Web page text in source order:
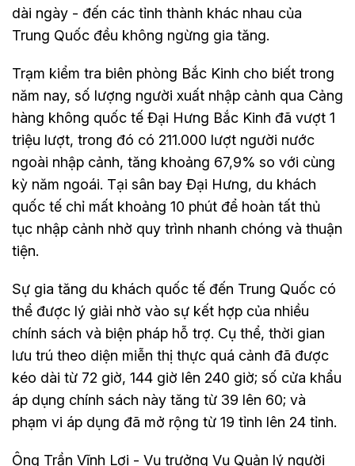
dài ngày - đến các tỉnh thành khác nhau của
Trung Quốc đều không ngừng gia tăng.
Trạm kiểm tra biên phòng Bắc Kinh cho biết trong
năm nay, số lượng người xuất nhập cảnh qua Cảng
hàng không quốc tế Đại Hưng Bắc Kinh đã vượt 1
triệu lượt, trong đó có 211.000 lượt người nước
ngoài nhập cảnh, tăng khoảng 67,9% so với cùng
kỳ năm ngoái. Tại sân bay Đại Hưng, du khách
quốc tế chỉ mất khoảng 10 phút để hoàn tất thủ
tục nhập cảnh nhờ quy trình nhanh chóng và thuận
tiện.
Sự gia tăng du khách quốc tế đến Trung Quốc có
thể được lý giải nhờ vào sự kết hợp của nhiều
chính sách và biện pháp hỗ trợ. Cụ thể, thời gian
lưu trú theo diện miễn thị thực quá cảnh đã được
kéo dài từ 72 giờ, 144 giờ lên 240 giờ; số cửa khẩu
áp dụng chính sách này tăng từ 39 lên 60; và
phạm vi áp dụng đã mở rộng từ 19 tỉnh lên 24 tỉnh.
Ông Trần Vĩnh Lợi - Vụ trưởng Vụ Quản lý người